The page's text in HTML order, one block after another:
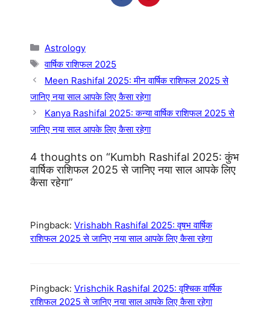
Categories
Astrology
Tags
वार्षिक राशिफल 2025
Meen Rashifal 2025: मीन वार्षिक राशिफल 2025 से
जानिए नया साल आपके लिए कैसा रहेगा
Kanya Rashifal 2025: कन्या वार्षिक राशिफल 2025 से
जानिए नया साल आपके लिए कैसा रहेगा
4 thoughts on “Kumbh Rashifal 2025: कुंभ
वार्षिक राशिफल 2025 से जानिए नया साल आपके लिए
कैसा रहेगा”
Pingback: Vrishabh Rashifal 2025: वृषभ वार्षिक
राशिफल 2025 से जानिए नया साल आपके लिए कैसा रहेगा
Pingback: Vrishchik Rashifal 2025: वृश्चिक वार्षिक
राशिफल 2025 से जानिए नया साल आपके लिए कैसा रहेगा